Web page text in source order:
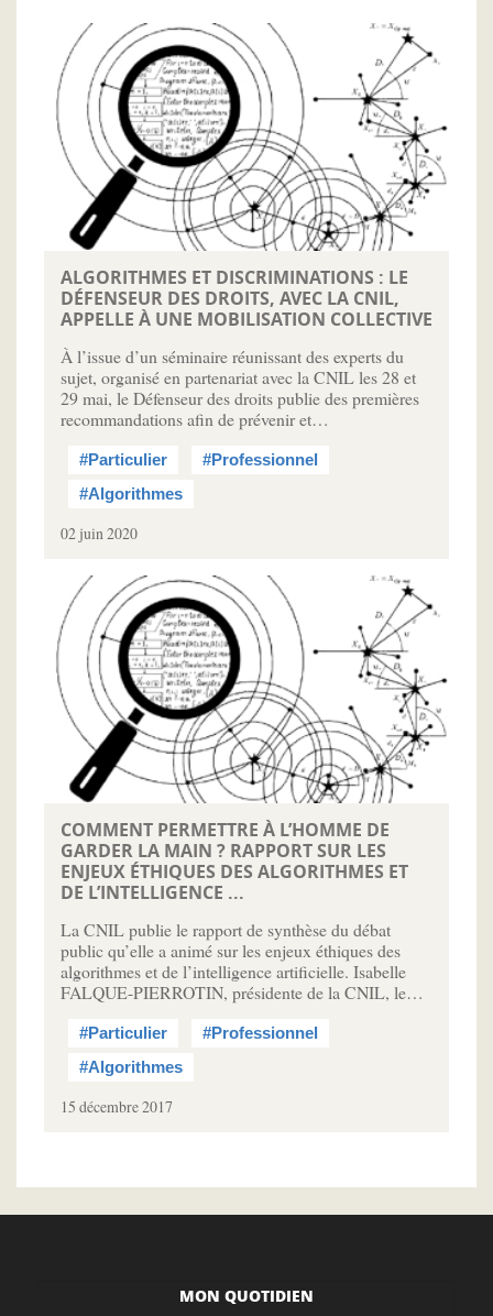
ALGORITHMES ET DISCRIMINATIONS : LE
DÉFENSEUR DES DROITS, AVEC LA CNIL,
APPELLE À UNE MOBILISATION COLLECTIVE
À l’issue d’un séminaire réunissant des experts du
sujet, organisé en partenariat avec la CNIL les 28 et
29 mai, le Défenseur des droits publie des premières
recommandations afin de prévenir et…
#Particulier
#Professionnel
#Algorithmes
02 juin 2020
COMMENT PERMETTRE À L’HOMME DE
GARDER LA MAIN ? RAPPORT SUR LES
ENJEUX ÉTHIQUES DES ALGORITHMES ET
DE L’INTELLIGENCE ...
La CNIL publie le rapport de synthèse du débat
public qu’elle a animé sur les enjeux éthiques des
algorithmes et de l’intelligence artificielle. Isabelle
FALQUE-PIERROTIN, présidente de la CNIL, le…
#Particulier
#Professionnel
#Algorithmes
15 décembre 2017
MON QUOTIDIEN